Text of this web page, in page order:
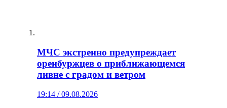
МЧС экстренно предупреждает
оренбуржцев о приближающемся
ливне с градом и ветром
19:14 / 09.08.2026